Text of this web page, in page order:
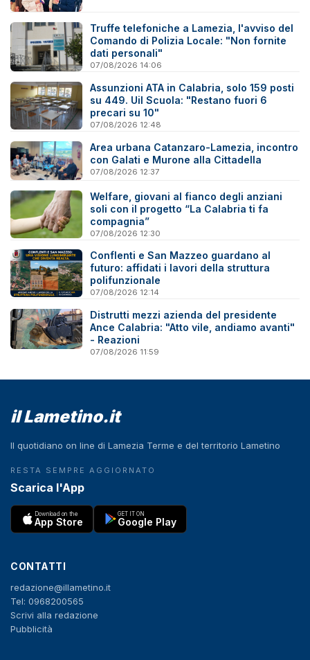
Truffe telefoniche a Lamezia, l'avviso del
Comando di Polizia Locale: "Non fornite
dati personali"
07/08/2026 14:06
Assunzioni ATA in Calabria, solo 159 posti
su 449. Uil Scuola: "Restano fuori 6
precari su 10"
07/08/2026 12:48
Area urbana Catanzaro-Lamezia, incontro
con Galati e Murone alla Cittadella
07/08/2026 12:37
Welfare, giovani al fianco degli anziani
soli con il progetto “La Calabria ti fa
compagnia”
07/08/2026 12:30
Conflenti e San Mazzeo guardano al
futuro: affidati i lavori della struttura
polifunzionale
07/08/2026 12:14
Distrutti mezzi azienda del presidente
Ance Calabria: "Atto vile, andiamo avanti"
- Reazioni
07/08/2026 11:59
il Lametino.it
Il quotidiano on line di Lamezia Terme e del territorio Lametino
RESTA SEMPRE AGGIORNATO
Scarica l'App
Download on the
App Store
GET IT ON
Google Play
CONTATTI
redazione@illametino.it
Tel: 0968200565
Scrivi alla redazione
Pubblicità